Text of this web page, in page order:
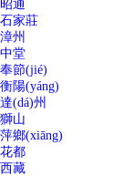
昭通
石家莊
漳州
中堂
奉節(jié)
衡陽(yáng)
達(dá)州
獅山
萍鄉(xiāng)
花都
西藏